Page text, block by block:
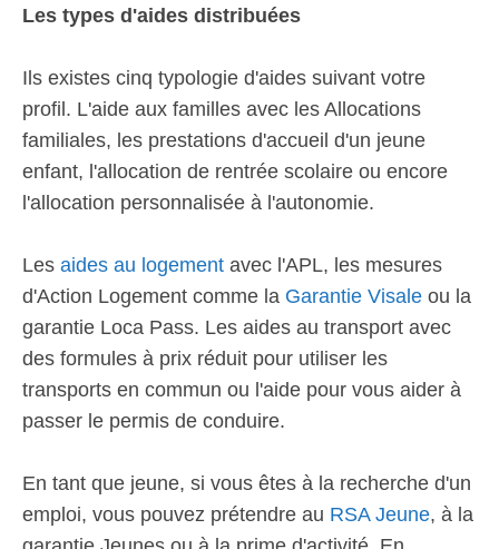
Les types d'aides distribuées
Ils existes cinq typologie d'aides suivant votre
profil. L'aide aux familles avec les Allocations
familiales, les prestations d'accueil d'un jeune
enfant, l'allocation de rentrée scolaire ou encore
l'allocation personnalisée à l'autonomie.
Les aides au logement avec l'APL, les mesures
d'Action Logement comme la Garantie Visale ou la
garantie Loca Pass. Les aides au transport avec
des formules à prix réduit pour utiliser les
transports en commun ou l'aide pour vous aider à
passer le permis de conduire.
En tant que jeune, si vous êtes à la recherche d'un
emploi, vous pouvez prétendre au RSA Jeune, à la